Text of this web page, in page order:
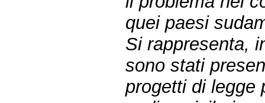
quei paesi
Si rappresenta,
sono stati
progetti di legge